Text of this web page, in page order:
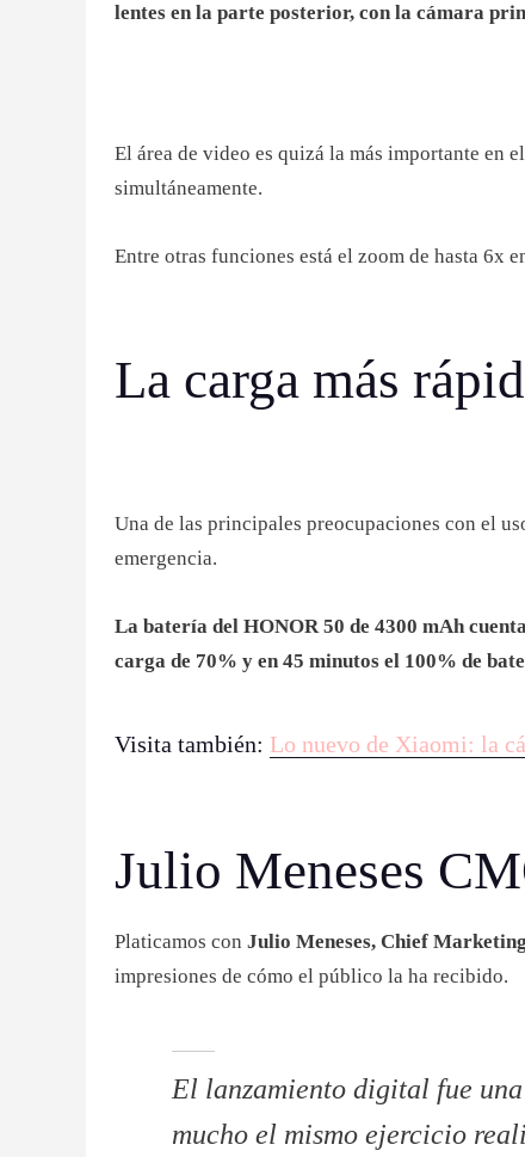
lentes en la parte posterior, con la cámara
El área de video es quizá la más importante en
simultáneamente.
Entre otras funciones está el zoom de hasta 6x
La carga más
Una de las principales preocupaciones con el
emergencia.
La batería del HONOR 50 de 4300 mAh
carga de 70% y en 45 minutos el 100% de
Visita también: Lo nuevo de Xiaomi: la
Julio Meneses
Platicamos con Julio Meneses, Chief
impresiones de cómo el público la ha recibido.
El lanzamiento digital fue
mucho el mismo ejercicio